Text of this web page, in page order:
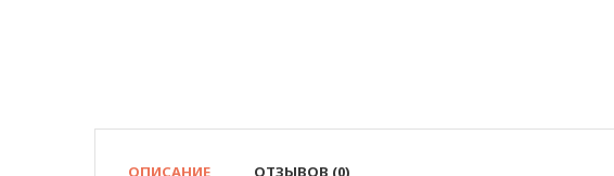
ОПИСАНИЕ ОТЗЫВОВ (0)